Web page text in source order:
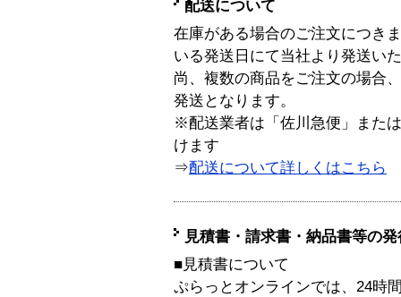
配送について
在庫がある場合のご注文につき
いる発送日にて当社より発送い
尚、複数の商品をご注文の場合
発送となります。
※配送業者は「佐川急便」また
けます
⇒配送について詳しくはこちら
見積書・請求書・納品書等の
■見積書について
ぷらっとオンラインでは、24時